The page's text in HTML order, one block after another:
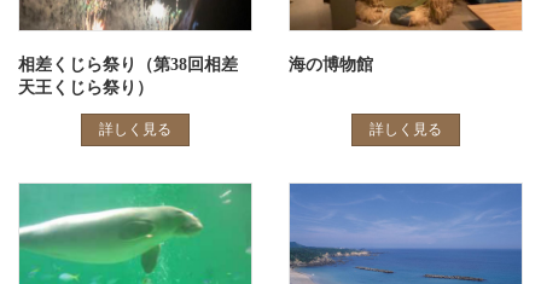
相差くじら祭り（第38回相差
天王くじら祭り）
詳しく見る
海の博物館
詳しく見る